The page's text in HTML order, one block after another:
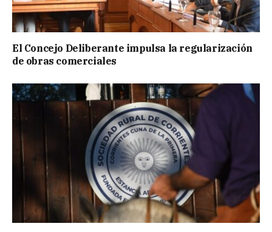
El Concejo Deliberante impulsa la regularización
de obras comerciales